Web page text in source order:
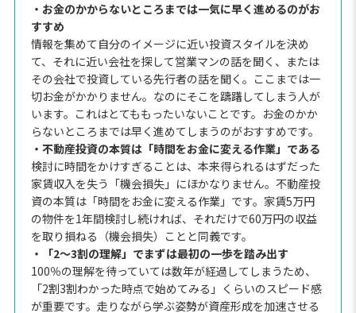
・お金のかからないところまでは一気に早く進めるのがお
すすめ
情報を集めて自分のイメージに近い投資スタイルを決め
て、それに近い会社を探して営業マンの話を聞く、または
その会社で投資している先行者の話を聞く。ここまでは一
切お金がかかりません。なのにそこを躊躇してしまう人が
います。これはとてももったいないことです。お金のかか
らないところまでは早く進めてしまうのがおすすめです。
・不動産投資の本質は「時間をお金に変える作業」である
検討に時間をかけすぎることは、本来得られるはずだった
家賃収入を失う「機会損失」にほかなりません。不動産投
資の本質は「時間をお金に変える作業」です。家賃5万円
の物件を1年間検討し続ければ、それだけで60万円の収益
を取り損ねる（機会損失）ことと同義です。
・「2〜3割の理解」でまずは最初の一歩を踏み出す
100％の理解を待っていては数年が経過してしまうため、
「2割3割わかった時点で始めてみる」くらいのスピード感
が重要です。走りながら学ぶ姿勢が資産形成を加速させる